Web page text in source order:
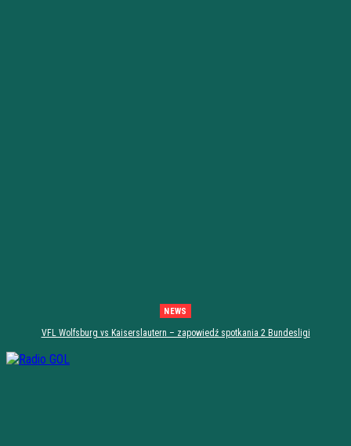
NEWS
VFL Wolfsburg vs Kaiserslautern – zapowiedź spotkania 2 Bundesligi